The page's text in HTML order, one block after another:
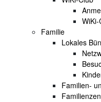
Familie
Lokales
Familien-